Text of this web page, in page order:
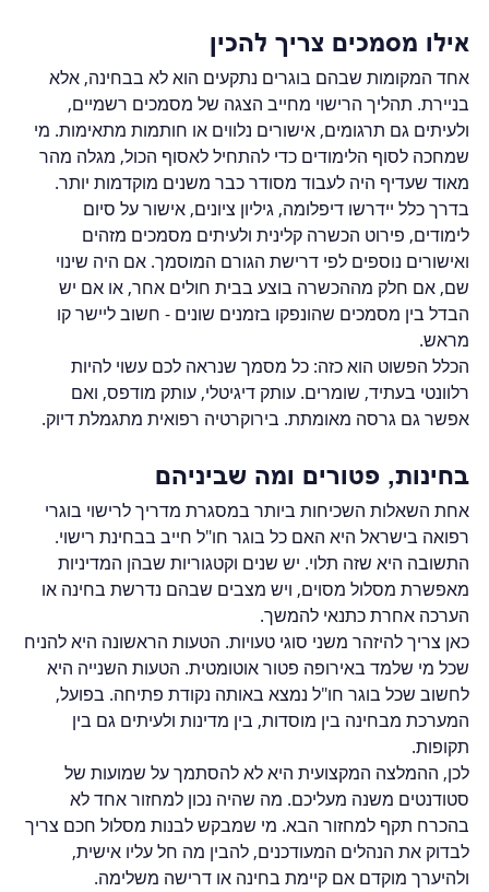
אילו מסמכים צריך להכין
אחד המקומות שבהם בוגרים נתקעים הוא לא בבחינה, אלא
בניירת. תהליך הרישוי מחייב הצגה של מסמכים רשמיים,
ולעיתים גם תרגומים, אישורים נלווים או חותמות מתאימות. מי
שמחכה לסוף הלימודים כדי להתחיל לאסוף הכול, מגלה מהר
מאוד שעדיף היה לעבוד מסודר כבר משנים מוקדמות יותר.
בדרך כלל יידרשו דיפלומה, גיליון ציונים, אישור על סיום
לימודים, פירוט הכשרה קלינית ולעיתים מסמכים מזהים
ואישורים נוספים לפי דרישת הגורם המוסמך. אם היה שינוי
שם, אם חלק מההכשרה בוצע בבית חולים אחר, או אם יש
הבדל בין מסמכים שהונפקו בזמנים שונים - חשוב ליישר קו
מראש.
הכלל הפשוט הוא כזה: כל מסמך שנראה לכם עשוי להיות
רלוונטי בעתיד, שומרים. עותק דיגיטלי, עותק מודפס, ואם
אפשר גם גרסה מאומתת. בירוקרטיה רפואית מתגמלת דיוק.
בחינות, פטורים ומה שביניהם
אחת השאלות השכיחות ביותר במסגרת מדריך לרישוי בוגרי
רפואה בישראל היא האם כל בוגר חו"ל חייב בבחינת רישוי.
התשובה היא שזה תלוי. יש שנים וקטגוריות שבהן המדיניות
מאפשרת מסלול מסוים, ויש מצבים שבהם נדרשת בחינה או
הערכה אחרת כתנאי להמשך.
כאן צריך להיזהר משני סוגי טעויות. הטעות הראשונה היא להניח
שכל מי שלמד באירופה פטור אוטומטית. הטעות השנייה היא
לחשוב שכל בוגר חו"ל נמצא באותה נקודת פתיחה. בפועל,
המערכת מבחינה בין מוסדות, בין מדינות ולעיתים גם בין
תקופות.
לכן, ההמלצה המקצועית היא לא להסתמך על שמועות של
סטודנטים משנה מעליכם. מה שהיה נכון למחזור אחד לא
בהכרח תקף למחזור הבא. מי שמבקש לבנות מסלול חכם צריך
לבדוק את הנהלים המעודכנים, להבין מה חל עליו אישית,
ולהיערך מוקדם אם קיימת בחינה או דרישה משלימה.